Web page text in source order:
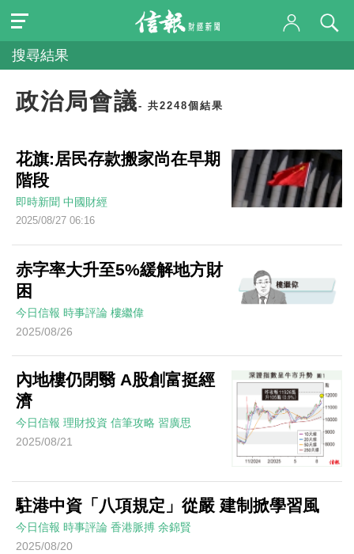
搜尋結果
政治局會議- 共2248個結果
花旗:居民存款搬家尚在早期
階段
即時新聞 中國財經
2025/08/27 06:16
赤字率大升至5%緩解地方財
困
今日信報 時事評論 樓繼偉
2025/08/26
內地樓仍閉翳 A股創富挺經
濟
今日信報 理財投資 信筆攻略 習廣思
2025/08/21
駐港中資「八項規定」從嚴 建制掀學習風
今日信報 時事評論 香港脈搏 余錦賢
2025/08/20